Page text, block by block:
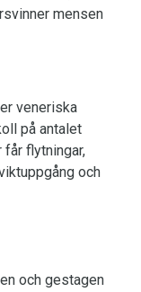
mensen
veneriska
på antalet
får flytningar,
och
och gestagen